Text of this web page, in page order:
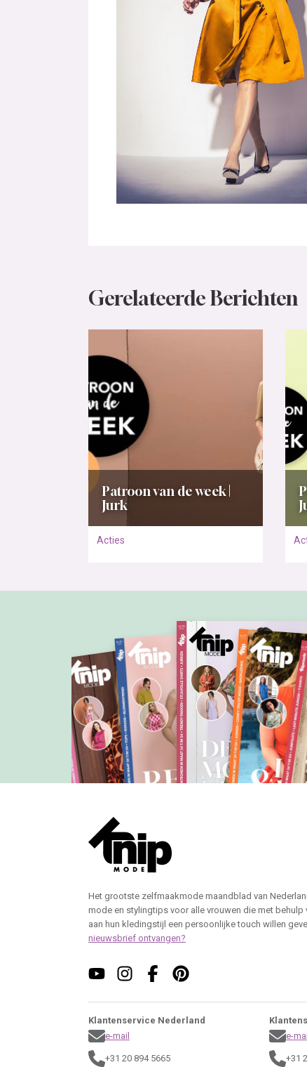
Gerelateerde Berichten
Patroon van de week |
Jurk
Acties
Het grootste zelfmaakmode maandblad van
mode en stylingtips voor alle vrouwen die met behulp
aan hun kledingstijl een persoonlijke touch willen
nieuwsbrief ontvangen?
Klantenservice Nederland
e-mail
+31 20 894 5665
e-mail
+31